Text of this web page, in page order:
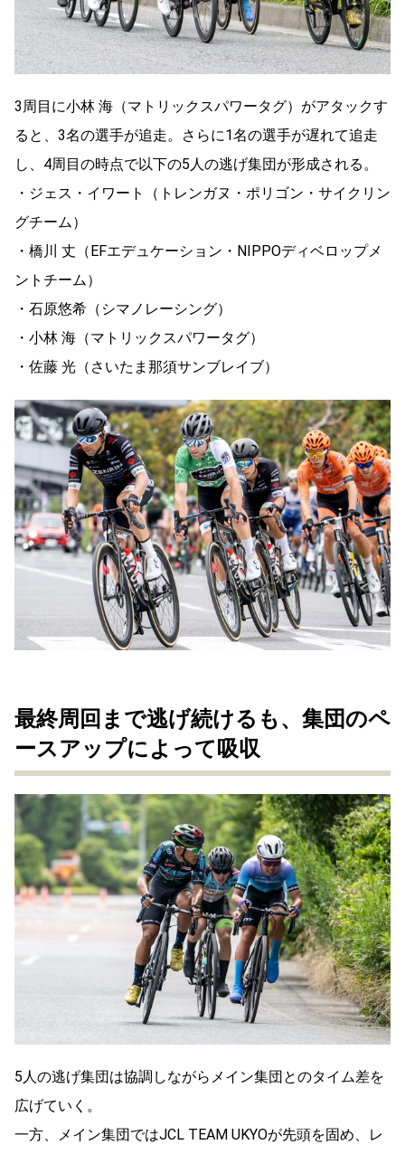
3周目に小林 海（マトリックスパワータグ）がアタックす
ると、3名の選手が追走。さらに1名の選手が遅れて追走
し、4周目の時点で以下の5人の逃げ集団が形成される。
・ジェス・イワート（トレンガヌ・ポリゴン・サイクリン
グチーム）
・橋川 丈（EFエデュケーション・NIPPOディベロップメ
ントチーム）
・石原悠希（シマノレーシング）
・小林 海（マトリックスパワータグ）
・佐藤 光（さいたま那須サンブレイブ）
最終周回まで逃げ続けるも、集団のペ
ースアップによって吸収
5人の逃げ集団は協調しながらメイン集団とのタイム差を
広げていく。
一方、メイン集団ではJCL TEAM UKYOが先頭を固め、レ